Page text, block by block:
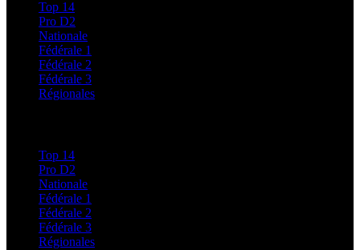
Top 14
Pro D2
Nationale
Fédérale 1
Fédérale 2
Fédérale 3
Régionales
Top 14
Pro D2
Nationale
Fédérale 1
Fédérale 2
Fédérale 3
Régionales